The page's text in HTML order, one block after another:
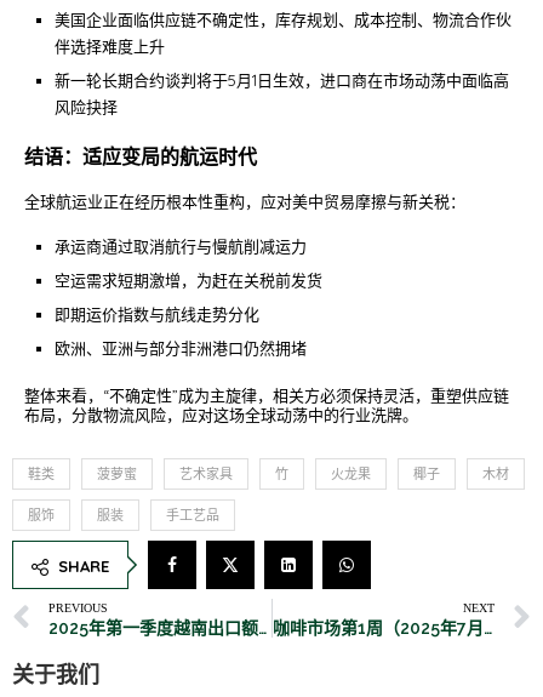
美国企业面临供应链不确定性，库存规划、成本控制、物流合作伙
伴选择难度上升
新一轮长期合约谈判将于5月1日生效，进口商在市场动荡中面临高
风险抉择
结语：适应变局的航运时代
全球航运业正在经历根本性重构，应对美中贸易摩擦与新关税：
承运商通过取消航行与慢航削减运力
空运需求短期激增，为赶在关税前发货
即期运价指数与航线走势分化
欧洲、亚洲与部分非洲港口仍然拥堵
整体来看，“不确定性”成为主旋律，相关方必须保持灵活，重塑供应链
布局，分散物流风险，应对这场全球动荡中的行业洗牌。
鞋类 菠萝蜜 艺术家具 竹 火龙果 椰子 木材
服饰 服装 手工艺品
SHARE
PREVIOUS
2025年第一季度越南出口额增长10.6%，达1028.4亿美元
NEXT
咖啡市场第1周（2025年7月1日至7月7日）：越南强劲增长，全球迎来过剩浪潮
关于我们